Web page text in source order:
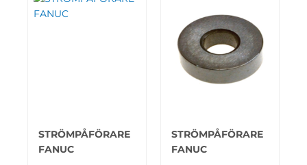
STRÖMPÅFÖRARE
FANUC
STRÖMPÅFÖRARE
FANUC